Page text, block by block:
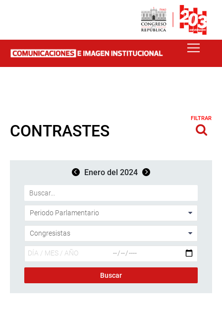
CONTRASTES
FILTRAR
Enero del 2024